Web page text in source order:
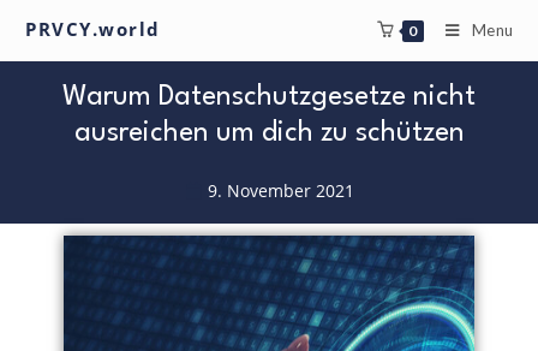
PRVCY.world 0 Menu
Warum Datenschutzgesetze nicht
ausreichen um dich zu schützen
9. November 2021